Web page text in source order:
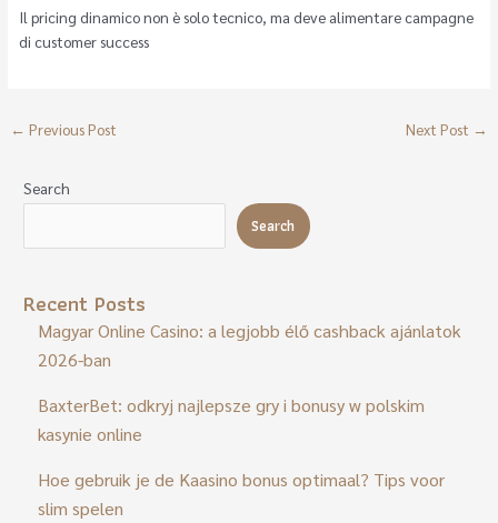
Il pricing dinamico non è solo tecnico, ma deve alimentare campagne
di customer success
← Previous Post Next Post →
Search
Search
Recent Posts
Magyar Online Casino: a legjobb élő cashback ajánlatok
2026-ban
BaxterBet: odkryj najlepsze gry i bonusy w polskim
kasynie online
Hoe gebruik je de Kaasino bonus optimaal? Tips voor
slim spelen